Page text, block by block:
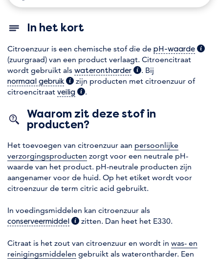
In het kort
Citroenzuur is een chemische stof die de pH-waarde
(zuurgraad) van een product verlaagt. Citroencitraat
wordt gebruikt als waterontharder (extra informatie)
. Bij
normaal gebruik(extra informatie)
zijn producten met citroenzuur of
citroencitraat veilig (extra informatie)
.
Waarom zit deze stof in
producten?
Het toevoegen van citroenzuur aan persoonlijke
verzorgingsproducten zorgt voor een neutrale pH-
waarde van het product. pH-neutrale producten zijn
aangenamer voor de huid. Op het etiket wordt voor
citroenzuur de term citric acid gebruikt.
In voedingsmiddelen kan citroenzuur als
conserveermiddel (extra informatie)
zitten. Dan heet het E330.
Citraat is het zout van citroenzuur en wordt in was- en
reinigingsmiddelen gebruikt als waterontharder. Een